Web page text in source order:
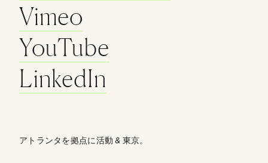
Vimeo
YouTube
LinkedIn
アトランタを拠点に活動& 東京。